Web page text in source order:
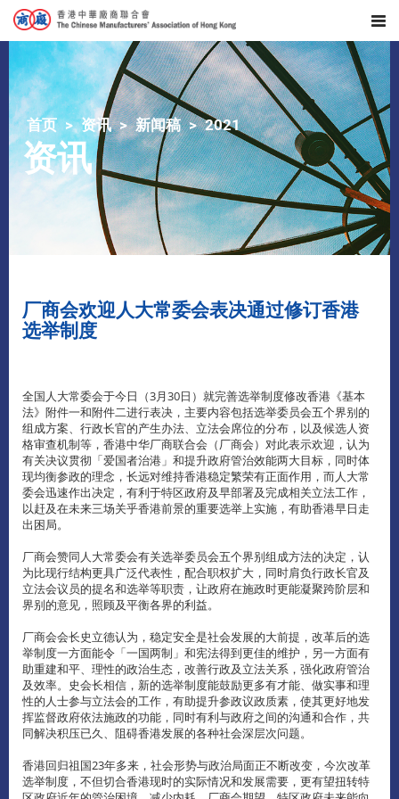
首页 资讯 新闻稿 2021
资讯
厂商会欢迎人大常委会表决通过修订香港
选举制度
全国人大常委会于今日（3月30日）就完善选举制度修改香港《基本
法》附件一和附件二进行表决，主要内容包括选举委员会五个界别的
组成方案、行政长官的产生办法、立法会席位的分布，以及候选人资
格审查机制等，香港中华厂商联合会（厂商会）对此表示欢迎，认为
有关决议贯彻「爱国者治港」和提升政府管治效能两大目标，同时体
现均衡参政的理念，长远对维持香港稳定繁荣有正面作用，而人大常
委会迅速作出决定，有利于特区政府及早部署及完成相关立法工作，
以赶及在未来三场关乎香港前景的重要选举上实施，有助香港早日走
出困局。
厂商会赞同人大常委会有关选举委员会五个界别组成方法的决定，认
为比现行结构更具广泛代表性，配合职权扩大，同时肩负行政长官及
立法会议员的提名和选举等职责，让政府在施政时更能凝聚跨阶层和
界别的意见，照顾及平衡各界的利益。
厂商会会长史立德认为，稳定安全是社会发展的大前提，改革后的选
举制度一方面能令「一国两制」和宪法得到更佳的维护，另一方面有
助重建和平、理性的政治生态，改善行政及立法关系，强化政府管治
及效率。史会长相信，新的选举制度能鼓励更多有才能、做实事和理
性的人士参与立法会的工作，有助提升参政议政质素，使其更好地发
挥监督政府依法施政的功能，同时有利与政府之间的沟通和合作，共
同解决积压已久、阻碍香港发展的各种社会深层次问题。
香港回归祖国23年多来，社会形势与政治局面正不断改变，今次改革
选举制度，不但切合香港现时的实际情况和发展需要，更有望扭转特